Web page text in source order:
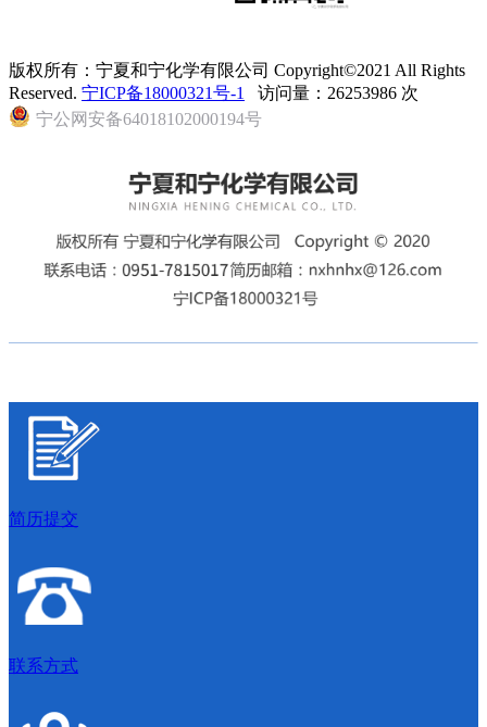
版权所有：宁夏和宁化学有限公司 Copyright©2021 All Rights
Reserved. 宁ICP备18000321号-1
访问量：26253986 次
宁公网安备64018102000194号
简历提交
联系方式